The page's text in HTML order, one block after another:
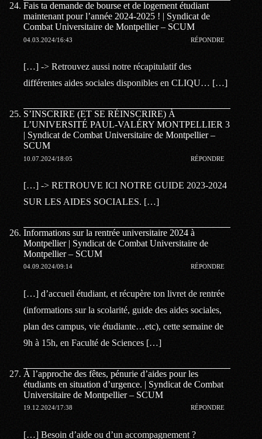
Fais ta demande de bourse et de logement étudiant
maintenant pour l’année 2024-2025 ! | Syndicat de
Combat Universitaire de Montpellier – SCUM
04.03.2024/16:43 RÉPONDRE
[…] -> Retrouvez aussi notre récapitulatif des
différentes aides sociales disponibles en CLIQU… […]
S’INSCRIRE (ET SE RÉINSCRIRE) À
L’UNIVERSITÉ PAUL-VALÉRY MONTPELLIER 3
| Syndicat de Combat Universitaire de Montpellier –
SCUM
10.07.2024/18:05 RÉPONDRE
[…] -> RETROUVE ICI NOTRE GUIDE 2023-2024
SUR LES AIDES SOCIALES. […]
Informations sur la rentrée universitaire 2024 à
Montpellier | Syndicat de Combat Universitaire de
Montpellier – SCUM
04.09.2024/09:14 RÉPONDRE
[…] d’accueil étudiant, et récupère ton livret de rentrée
(informations sur la scolarité, guide des aides sociales,
plan des campus, vie étudiante…etc), cette semaine de
9h à 15h, en Faculté de Sciences […]
À l’approche des fêtes, pénurie d’aides pour les
étudiants en situation d’urgence. | Syndicat de Combat
Universitaire de Montpellier – SCUM
19.12.2024/17:38 RÉPONDRE
[…] Besoin d’aide ou d’un accompagnement ?